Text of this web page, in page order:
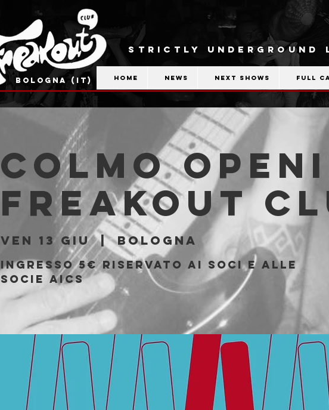
BOLOGNA (IT)
STRICTLY
Home News Next shows Full
COLMO
Freakout
ven 13 giu
  |
Bologna
Ingresso 5€ riservato ai soci e alle
socie AICS